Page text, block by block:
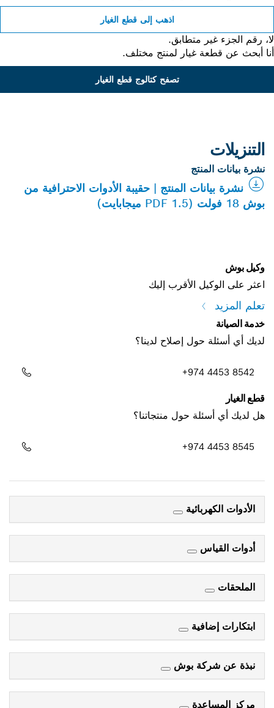
اذهب إلى قطع الغيار
رقم الجزء غير متطابق.
أبحث عن قطعة غيار لمنتج مختلف.
تصفح كتالوج قطع الغيار
التنزيلات
نشرة بيانات المنتج
نشرة بيانات المنتج | حقيبة الأدوات الاحترافية من
بوش 18 فولت (PDF 1.5 ميجابايت)
وكيل بوش
اعثر على الوكيل الأقرب إليك
تعلم المزيد
خدمة الصيانة
لديك أي أسئلة حول إصلاح لدينا؟
+974 4453 8542
قطع الغيار
هل لديك أي أسئلة حول منتجاتنا؟
+974 4453 8545
الأدوات الكهربائية
أدوات القياس
الملحقات
ابتكارات إضافية
نبذة عن شركة بوش
مركز المساعدة